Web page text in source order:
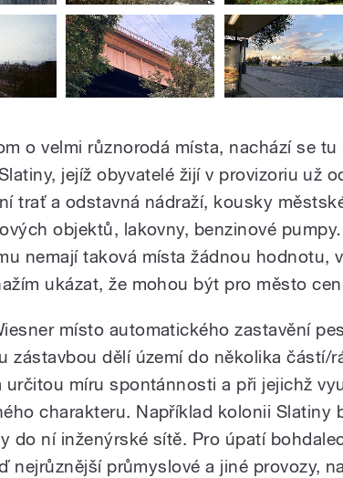
o velmi různorodá místa, nachází se tu
jejíž obyvatelé žijí v provizoriu už
trať a odstavná nádraží, kousky
objektů, lakovny, benzinové
nemají taková místa žádnou hodnotu,
ukázat, že mohou být pro město
místo automatického zastavění
zástavbou dělí území do několika částí/
určitou míru spontánnosti a při jejichž
charakteru. Například kolonii Slatiny
do ní inženýrské sítě. Pro úpatí
nejrůznější průmyslové a jiné provozy,